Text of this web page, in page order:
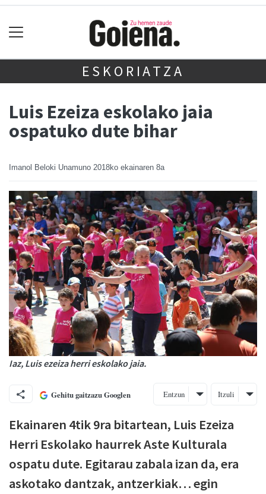
ESKORIATZA
Luis Ezeiza eskolako jaia
ospatuko dute bihar
Imanol Beloki Unamuno 2018ko ekainaren 8a
Iaz, Luis ezeiza herri eskolako jaia.
Gehitu gaitzazu Googlen Entzun Itzuli
Ekainaren 4tik 9ra bitartean, Luis Ezeiza
Herri Eskolako haurrek Aste Kulturala
ospatu dute. Egitarau zabala izan da, era
askotako dantzak, antzerkiak… egin